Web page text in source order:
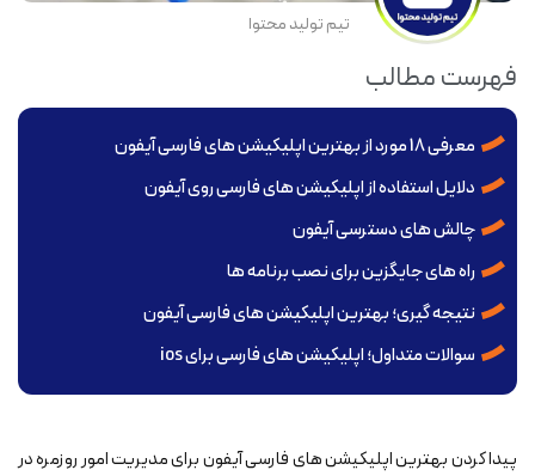
تیم تولید محتوا
فهرست مطالب
معرفی 18 مورد از بهترین اپلیکیشن های فارسی آیفون
دلایل استفاده از اپلیکیشن های فارسی روی آیفون
چالش های دسترسی آیفون
راه های جایگزین برای نصب برنامه ها
نتیجه گیری؛ بهترین اپلیکیشن های فارسی آیفون
سوالات متداول؛ اپلیکیشن های فارسی برای ios
پیدا کردن بهترین اپلیکیشن های فارسی آیفون برای مدیریت امور روزمره در